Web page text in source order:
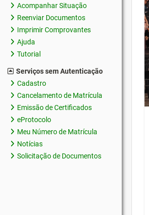
Acompanhar Situação
Reenviar Documentos
Imprimir Comprovantes
Ajuda
Tutorial
Serviços sem Autenticação
Cadastro
Cancelamento de Matrícula
Emissão de Certificados
eProtocolo
Meu Número de Matrícula
Notícias
Solicitação de Documentos